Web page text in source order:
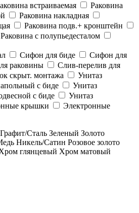
встраиваемая
Раковина
Раковина накладная
Раковина подв.+ кронштейн
Раковина с полупьедесталом
Сифон для биде
Сифон для
раковины
Слив-перелив для
скрыт. монтажа
Унитаз
с биде
Унитаз
с биде
Унитаз
крышки
Электронные
Графит/Сталь Зеленый Золото
Никель/Сатин Розовое золото
глянцевый Хром матовый